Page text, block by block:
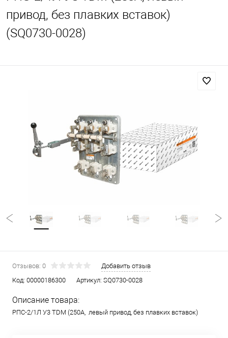
привод, без плавких вставок)
(SQ0730-0028)
Отзывов: 0
Добавить отзыв
Код: 00000186300 Артикул: SQ0730-0028
Описание товара:
РПС-2/1Л У3 TDM (250А, левый привод, без плавких вставок)